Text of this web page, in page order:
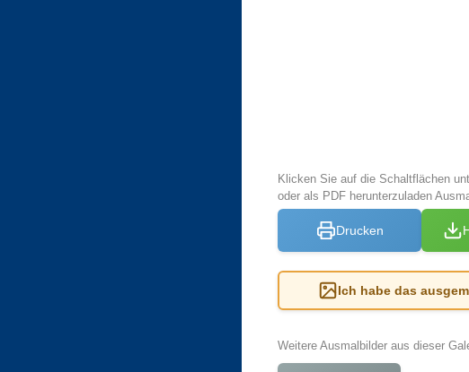
Klicken Sie auf die Schaltflächen
oder als PDF herunterzuladen
Drucken
Ich habe das
Weitere Ausmalbilder aus dieser